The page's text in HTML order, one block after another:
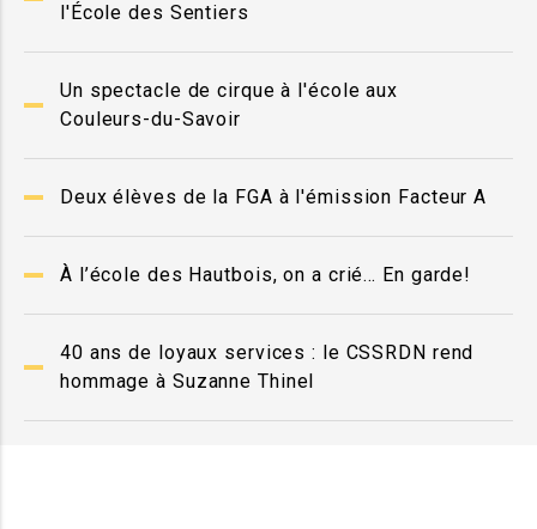
l'École des Sentiers
Un spectacle de cirque à l'école aux
Couleurs-du-Savoir
Deux élèves de la FGA à l'émission Facteur A
À l’école des Hautbois, on a crié… En garde!
40 ans de loyaux services : le CSSRDN rend
hommage à Suzanne Thinel